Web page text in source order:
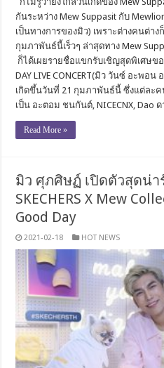
กันระหว่าง Mew Suppasit กับ
เป็นทางการของมิว) เพราะต่างคนต่า
กุมภาพันธ์นี้เร็วๆ ล่าสุดทาง Mew
ก็ได้เผยรายชื่อแขกรับเชิญสุดพิเศษขอ
DAY LIVE CONCERT(มิว วันซ์ อะพอ
เกิดขึ้นวันที่ 21 กุมภาพันธ์นี้ ซึ่งแต่ละ
เป็น อะตอม ชนกันต์, NICECNX, Dao ด
Read More »
มิว ศุภศิษฏ์ เปิดตัวสุดน่
SKECHERS X Mew
Good Day
2021-02-18 HOT NEWS